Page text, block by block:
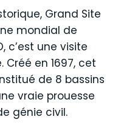
Grand Site
mondial de
c’est une visite
en 1697, cet
de 8 bassins
vraie prouesse
génie civil.